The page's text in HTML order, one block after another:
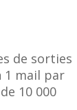
à
on est
très
de sorties
1 mail par
10 000